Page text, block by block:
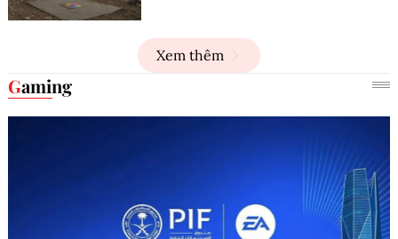
Xem thêm
Gaming